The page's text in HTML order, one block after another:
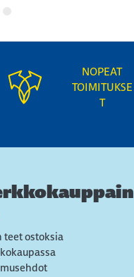
NOPEAT
TOIMITUKSE
T
teet ostoksia